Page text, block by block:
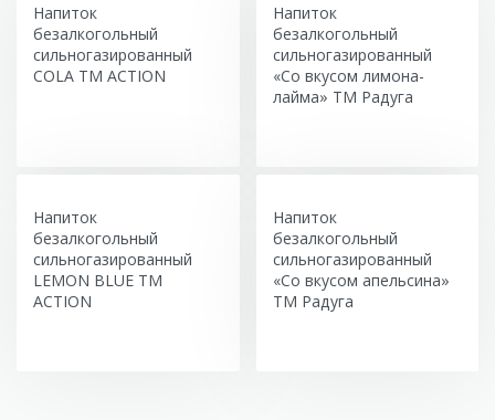
Напиток
безалкогольный
сильногазированный
COLA ТМ ACTION
Напиток
безалкогольный
сильногазированный
«Со вкусом лимона-
лайма» ТМ Радуга
Напиток
безалкогольный
сильногазированный
LEMON BLUE ТМ
ACTION
Напиток
безалкогольный
сильногазированный
«Со вкусом апельсина»
ТМ Радуга